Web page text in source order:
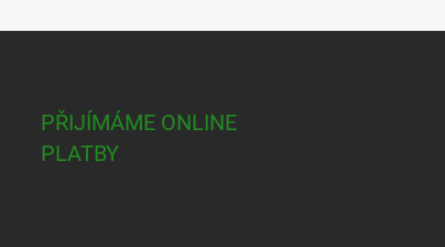
PŘIJÍMÁME ONLINE
PLATBY